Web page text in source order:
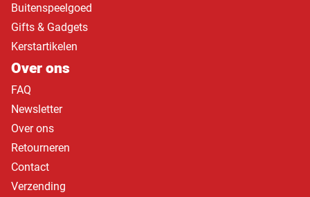
Buitenspeelgoed
Gifts & Gadgets
Kerstartikelen
Over ons
FAQ
Newsletter
Over ons
Retourneren
Contact
Verzending